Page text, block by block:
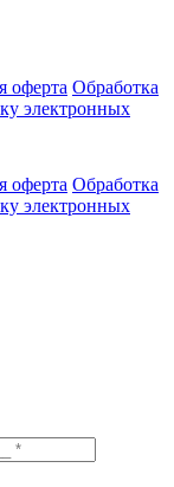
оферта Обработка
электронных
оферта Обработка
электронных